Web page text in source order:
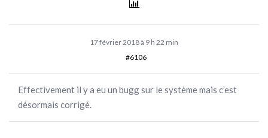
17 février 2018 à 9 h 22 min
#6106
Effectivement il y a eu un bugg sur le système mais c’est
désormais corrigé.